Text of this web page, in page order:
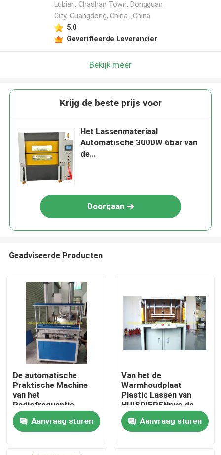
Huis
Producten
Ongeveer ons
Lubian, Chashan Town, Dongguan
City, Guangdong, China. ,China
5.0
Geverifieerde Leverancier
Bekijk meer
Krijg de beste prijs voor
Het Lassenmateriaal
Automatische 3000W 6bar van
de
Doorgaan
Geadviseerde Producten
De automatische
Praktische Machine
van het
Radiofrequentie
Plastic Lassen 1KW
Aanvraag sturen
Van het de
Warmhoudplaat
Plastic Lassen van
HUISDIERENpvc de
Machine
Multifunctionele Met
geringe geluidssterkte
Aanvraag sturen